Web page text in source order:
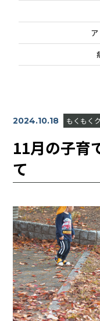
2024.10.18 もくもく
11月の子育
て